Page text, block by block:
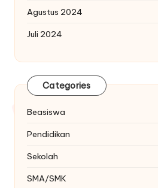
Agustus 2024
Juli 2024
Categories
Beasiswa
Pendidikan
Sekolah
SMA/SMK